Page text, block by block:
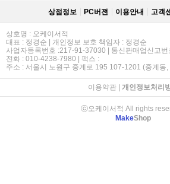
상점정보 PC버젼 이용안내 고객
상호명 : 오케이서적
대표 : 정경순 | 개인정보 보호 책임자 : 정경순
사업자등록번호 :217-91-37030 | 통신판매업신고
전화 : 010-4238-7980 | 팩스 :
주소 : 서울시 노원구 중계로 195 107-1201 (중계동,
이용약관| 개인정보처리
ⓒ오케이서적 All rights
MakeShop